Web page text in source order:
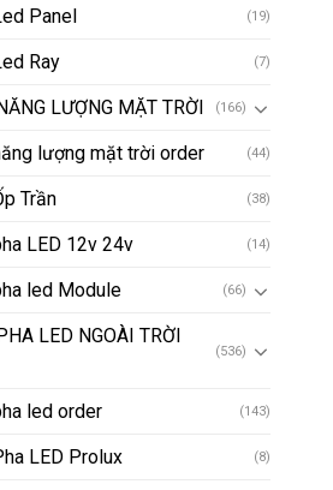
Panel (19)
Ray (7)
LƯỢNG MẶT TRỜI (166)
lượng mặt trời order (44)
Trần (38)
LED 12v 24v (14)
led Module (66)
LED NGOÀI TRỜI
(536)
led order (143)
LED Prolux (8)